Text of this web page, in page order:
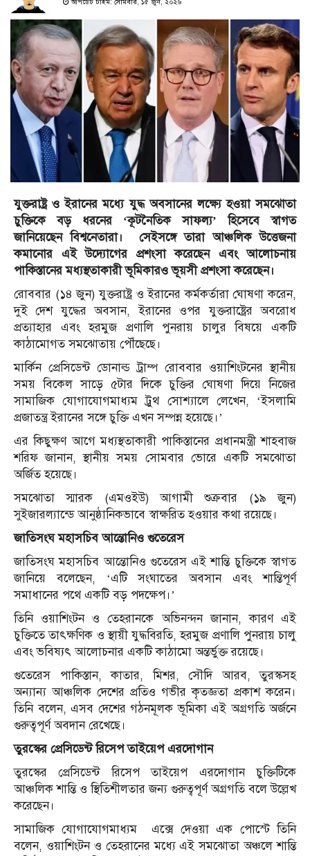
আপডেট টাইম: সোমবার, ১৫ জুন, ২০২৬
যুক্তরাষ্ট্র ও ইরানের মধ্যে যুদ্ধ অবসানের লক্ষ্যে হওয়া সমঝোতা
চুক্তিকে বড় ধরনের ‘কূটনৈতিক সাফল্য’ হিসেবে স্বাগত
জানিয়েছেন বিশ্বনেতারা। সেইসঙ্গে তারা আঞ্চলিক উত্তেজনা
কমানোর এই উদ্যোগের প্রশংসা করেছেন এবং আলোচনায়
পাকিস্তানের মধ্যস্থতাকারী ভূমিকারও ভূয়সী প্রশংসা করেছেন।
রোববার (১৪ জুন) যুক্তরাষ্ট্র ও ইরানের কর্মকর্তারা ঘোষণা করেন,
দুই দেশ যুদ্ধের অবসান, ইরানের ওপর যুক্তরাষ্ট্রের অবরোধ
প্রত্যাহার এবং হরমুজ প্রণালি পুনরায় চালুর বিষয়ে একটি
কাঠামোগত সমঝোতায় পৌঁছেছে।
মার্কিন প্রেসিডেন্ট ডোনাল্ড ট্রাম্প রোববার ওয়াশিংটনের স্থানীয়
সময় বিকেল সাড়ে ৫টার দিকে চুক্তির ঘোষণা দিয়ে নিজের
সামাজিক যোগাযোগমাধ্যম ট্রুথ সোশ্যালে লেখেন, ‘ইসলামি
প্রজাতন্ত্র ইরানের সঙ্গে চুক্তি এখন সম্পন্ন হয়েছে।’
এর কিছুক্ষণ আগে মধ্যস্থতাকারী পাকিস্তানের প্রধানমন্ত্রী শাহবাজ
শরিফ জানান, স্থানীয় সময় সোমবার ভোরে একটি সমঝোতা
অর্জিত হয়েছে।
সমঝোতা স্মারক (এমওইউ) আগামী শুক্রবার (১৯ জুন)
সুইজারল্যান্ডে আনুষ্ঠানিকভাবে স্বাক্ষরিত হওয়ার কথা রয়েছে।
জাতিসংঘ মহাসচিব আন্তোনিও গুতেরেস
জাতিসংঘ মহাসচিব আন্তোনিও গুতেরেস এই শান্তি চুক্তিকে স্বাগত
জানিয়ে বলেছেন, ‘এটি সংঘাতের অবসান এবং শান্তিপূর্ণ
সমাধানের পথে একটি বড় পদক্ষেপ।’
তিনি ওয়াশিংটন ও তেহরানকে অভিনন্দন জানান, কারণ এই
চুক্তিতে তাৎক্ষণিক ও স্থায়ী যুদ্ধবিরতি, হরমুজ প্রণালি পুনরায় চালু
এবং ভবিষ্যৎ আলোচনার একটি কাঠামো অন্তর্ভুক্ত রয়েছে।
গুতেরেস পাকিস্তান, কাতার, মিশর, সৌদি আরব, তুরস্কসহ
অন্যান্য আঞ্চলিক দেশের প্রতিও গভীর কৃতজ্ঞতা প্রকাশ করেন।
তিনি বলেন, এসব দেশের গঠনমূলক ভূমিকা এই অগ্রগতি অর্জনে
গুরুত্বপূর্ণ অবদান রেখেছে।
তুরস্কের প্রেসিডেন্ট রিসেপ তাইয়েপ এরদোগান
তুরস্কের প্রেসিডেন্ট রিসেপ তাইয়েপ এরদোগান চুক্তিটিকে
আঞ্চলিক শান্তি ও স্থিতিশীলতার জন্য গুরুত্বপূর্ণ অগ্রগতি বলে উল্লেখ
করেছেন।
সামাজিক যোগাযোগমাধ্যম এক্সে দেওয়া এক পোস্টে তিনি
বলেন, ওয়াশিংটন ও তেহরানের মধ্যে এই সমঝোতা অঞ্চলে শান্তি